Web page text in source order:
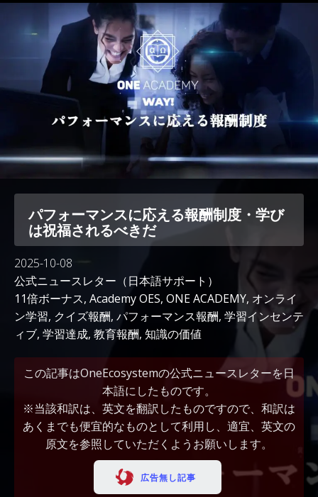
パフォーマンスに応える報酬制度・学び
は祝福されるべきだ
2025-10-08
公式ニュースレター（日本語サポート）
11倍ボーナス, Academy OES, ONE ACADEMY, オンライ
ン学習, クイズ報酬, パフォーマンス報酬, 学習インセンテ
ィブ, 学習達成, 教育報酬, 知識の価値
この記事はOneEcosystemの公式ニュースレターを日
本語にしたものです。
※当該和訳は、英文を翻訳したものですので、和訳は
あくまでも便宜的なものとして利用し、適宜、英文の
原文を参照していただくようお願いします。
広告無し記事